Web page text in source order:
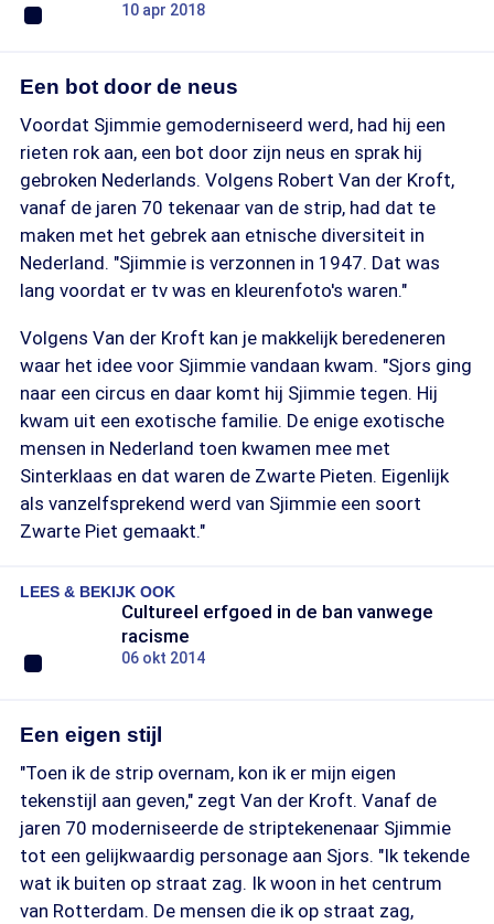
10 apr 2018
Een bot door de neus
Voordat Sjimmie gemoderniseerd werd, had hij een
rieten rok aan, een bot door zijn neus en sprak hij
gebroken Nederlands. Volgens Robert Van der Kroft,
vanaf de jaren 70 tekenaar van de strip, had dat te
maken met het gebrek aan etnische diversiteit in
Nederland. "Sjimmie is verzonnen in 1947. Dat was
lang voordat er tv was en kleurenfoto's waren."
Volgens Van der Kroft kan je makkelijk beredeneren
waar het idee voor Sjimmie vandaan kwam. "Sjors ging
naar een circus en daar komt hij Sjimmie tegen. Hij
kwam uit een exotische familie. De enige exotische
mensen in Nederland toen kwamen mee met
Sinterklaas en dat waren de Zwarte Pieten. Eigenlijk
als vanzelfsprekend werd van Sjimmie een soort
Zwarte Piet gemaakt."
LEES & BEKIJK OOK
Cultureel erfgoed in de ban vanwege
racisme
06 okt 2014
Een eigen stijl
"Toen ik de strip overnam, kon ik er mijn eigen
tekenstijl aan geven," zegt Van der Kroft. Vanaf de
jaren 70 moderniseerde de striptekenenaar Sjimmie
tot een gelijkwaardig personage aan Sjors. "Ik tekende
wat ik buiten op straat zag. Ik woon in het centrum
van Rotterdam. De mensen die ik op straat zag,